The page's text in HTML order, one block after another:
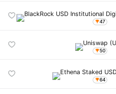
47
50
64